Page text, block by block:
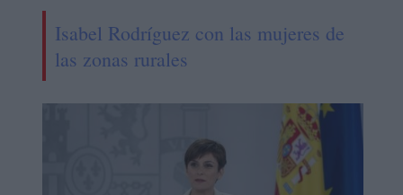
Isabel Rodríguez con las mujeres de
las zonas rurales